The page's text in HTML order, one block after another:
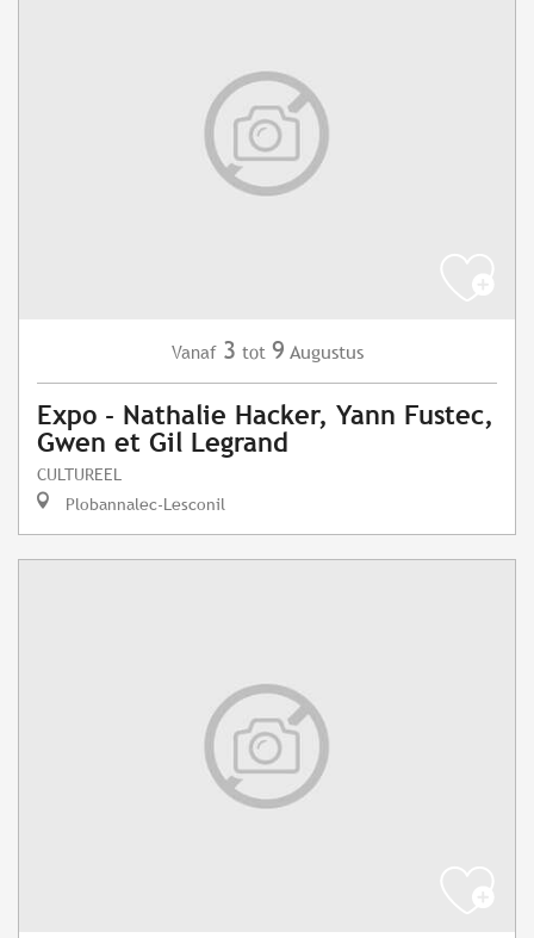
Vanaf 3 tot 9 Augustus
Expo - Nathalie Hacker, Yann Fustec,
Gwen et Gil Legrand
CULTUREEL
Plobannalec-Lesconil